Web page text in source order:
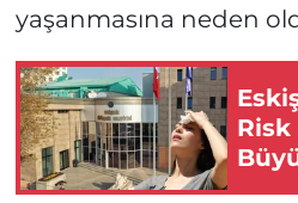
yaşanmasına neden
Risk